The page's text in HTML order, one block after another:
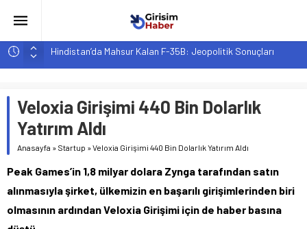
Hindistan’da Mahsur Kalan F-35B: Jeopolitik Sonuçları
Yapay Zeka Destekli Asistanlar: Elon Musk’tan Romantik Bir
Girişimcilik ve Yaşam Tarzı: Şehir Değişiminin Nedenleri ve
Bir Tercih Değil, Zorunluluk?
Veloxia Girişimi 440 Bin Dolarlık
Yatırım Aldı
Anasayfa » Startup »Veloxia Girişimi 440 Bin Dolarlık Yatırım Aldı
Peak Games’in 1,8 milyar dolara Zynga tarafından satın
alınmasıyla şirket, ülkemizin en başarılı girişimlerinden biri
olmasının ardından Veloxia Girişimi için de haber basına